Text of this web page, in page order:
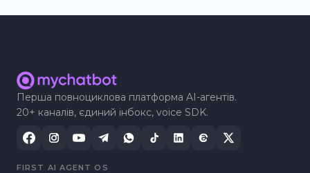
Перша повноциклова платформа AI-агентів.
20+ каналів, єдиний інбокс, voice SDK.
FIRST AI AGENT OS